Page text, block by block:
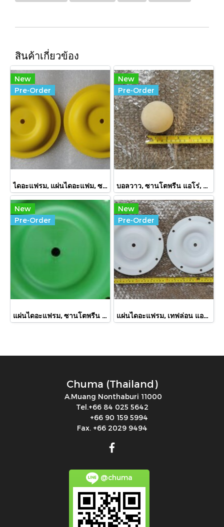
สินค้าเกี่ยวข้อง
New
Pre-Order
ไดอะแฟรม, แผ่นไดอะแฟม, ซานโตพรีน, เวอร์ซ่าเมติก, E505XL, Thermoplastic Diaphragm, Santoprene, Versa Matic, E505XL
New
Pre-Order
บอลวาว, ซานโตพรีน แอโร่, 93358-A, Valve Ball ,Santoprene, Aro, 93358-A
New
Pre-Order
แผ่นไดอะแฟรม, ซานโตพรีน แอโร่, 92973-B, Diaphragm ,Santoprene, Aro, 92973-B
New
Pre-Order
แผ่นไดอะแฟรม, เทฟล่อน แอโร่, 93459-4, Diaphragm ,Teflon, Aro, 93459-4
Chuma (Thailand)
A.Muang Nonthaburi 11000
Tel.+66 84 025 5642
+66 90 159 5994
Fax. +66 2029 9494
@chuma